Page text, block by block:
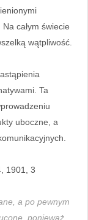
całym świecie
wątpliwość.
Ta
uboczne, a
1901, 3
a po pewnym
ponieważ